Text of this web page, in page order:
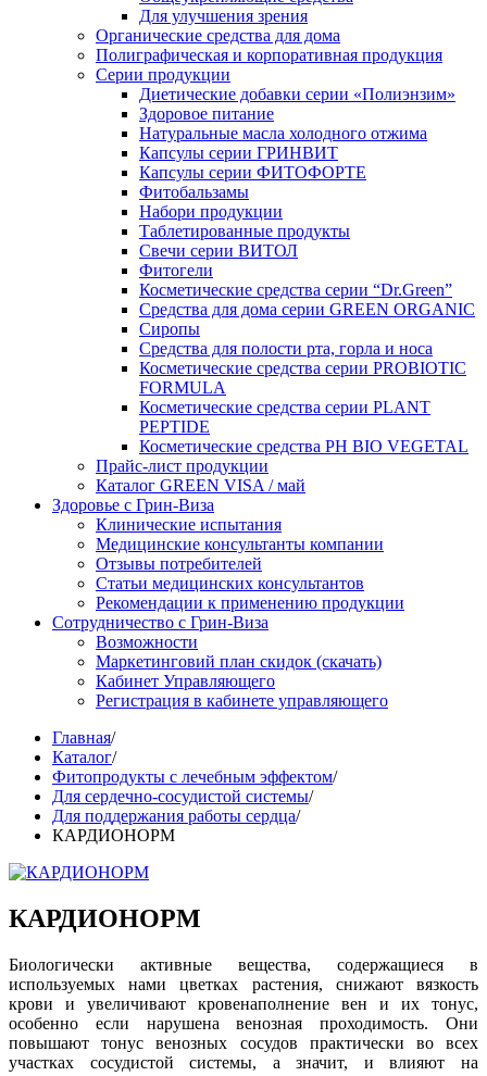
Для улучшения зрения
Органические средства для дома
Полиграфическая и корпоративная продукция
Серии продукции
Диетические добавки серии «Полиэнзим»
Здоровое питание
Натуральные масла холодного отжима
Капсулы серии ГРИНВИТ
Капсулы серии ФИТОФОРТЕ
Фитобальзамы
Набори продукции
Таблетированные продукты
Свечи серии ВИТОЛ
Фитогели
Косметические средства серии “Dr.Green”
Средства для дома серии GREEN ORGANIC
Сиропы
Средства для полости рта, горла и носа
Косметические средства серии PROBIOTIC
FORMULA
Косметические средства серии PLANT
PEPTIDE
Косметические средства PH BIO VEGETAL
Прайс-лист продукции
Каталог GREEN VISA / май
Здоровье с Грин-Виза
Клинические испытания
Медицинские консультанты компании
Отзывы потребителей
Статьи медицинских консультантов
Рекомендации к применению продукции
Сотрудничество с Грин-Виза
Возможности
Маркетинговий план скидок (скачать)
Кабинет Управляющего
Регистрация в кабинете управляющего
Главная/
Каталог/
Фитопродукты с лечебным эффектом/
Для сердечно-сосудистой системы/
Для поддержания работы сердца/
КАРДИОНОРМ
КАРДИОНОРМ
Биологически активные вещества, содержащиеся в
используемых нами цветках растения, снижают вязкость
крови и увеличивают кровенаполнение вен и их тонус,
особенно если нарушена венозная проходимость. Они
повышают тонус венозных сосудов практически во всех
участках сосудистой системы, а значит, и влияют на